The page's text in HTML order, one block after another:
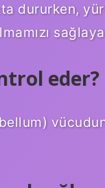
dururken,
eder?